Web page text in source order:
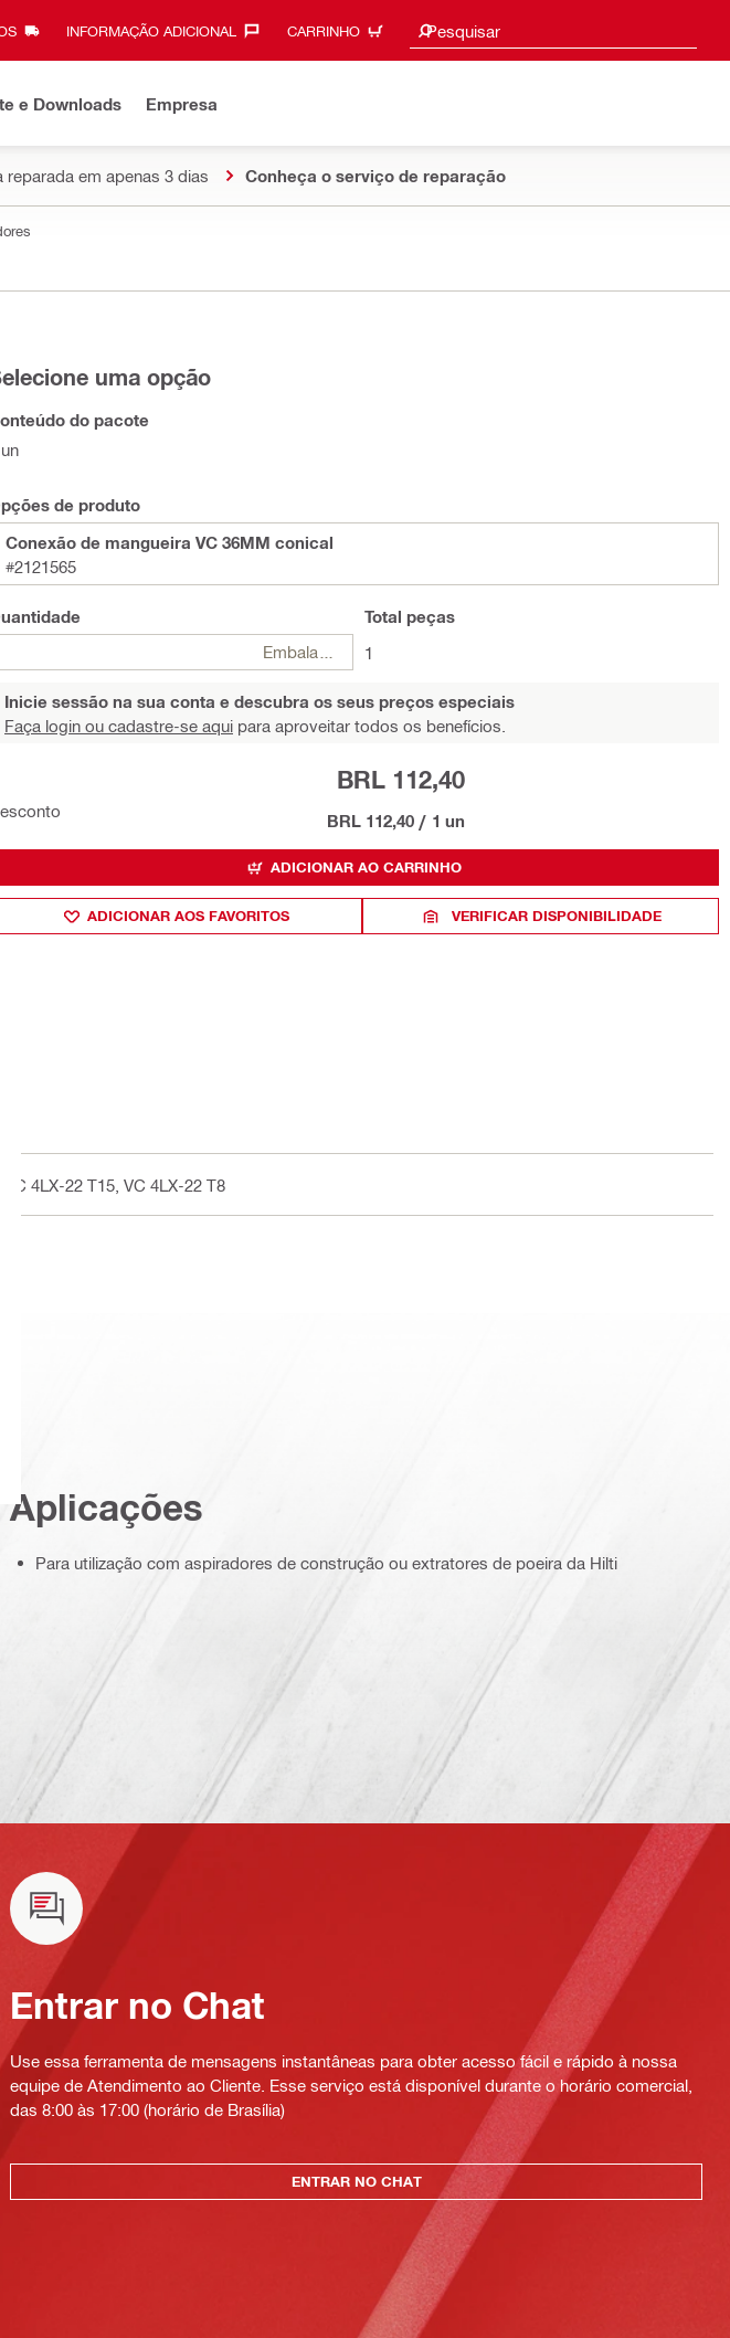
INFORMAÇÃO ADICIONAL‎ CARRINHO Pesquisar
Sugestões de pesquisa
e Downloads Empresa
reparada em apenas 3 dias Conheça o serviço de reparação
uma opção
do pacote
de produto
Conexão de mangueira VC 36MM conical
#2121565
Total peças
1
Inicie sessão na sua conta e descubra os seus preços especiais
Faça login ou cadastre-se aqui para aproveitar todos os benefícios.
BRL 112,40
BRL 112,40 / 1 un
ADICIONAR AO CARRINHO
ADICIONAR AOS FAVORITOS VERIFICAR DISPONIBILIDADE
VC 4LX-22 T15, VC 4LX-22 T8
Aplicações
Para utilização com aspiradores de construção ou extratores de poeira da Hilti
Entrar no Chat
Use essa ferramenta de mensagens instantâneas para obter acesso fácil e rápido à nossa
equipe de Atendimento ao Cliente. Esse serviço está disponível durante o horário comercial,
das 8:00 às 17:00 (horário de Brasília)
ENTRAR NO CHAT